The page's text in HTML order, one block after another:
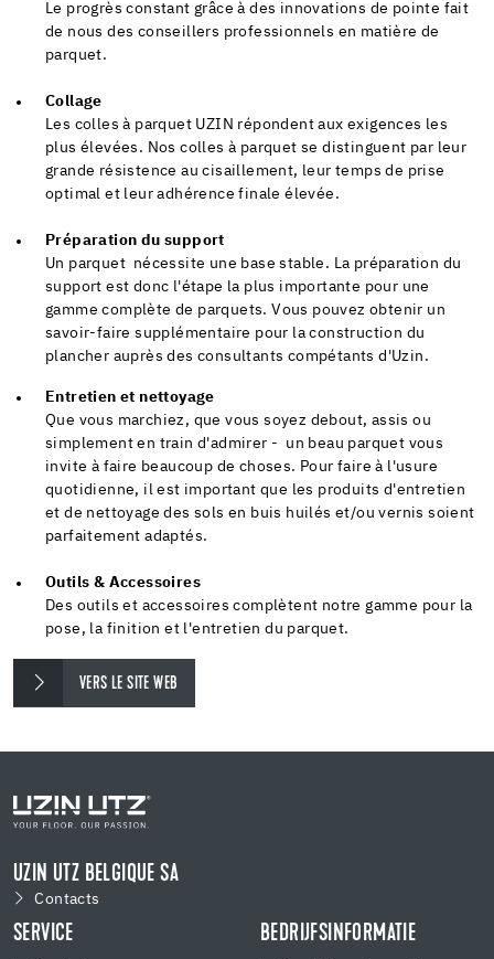
Le progrès constant grâce à des innovations de pointe fait
de nous des conseillers professionnels en matière de
parquet.
Collage
Les colles à parquet UZIN répondent aux exigences les
plus élevées. Nos colles à parquet se distinguent par leur
grande résistence au cisaillement, leur temps de prise
optimal et leur adhérence finale élevée.
Préparation du support
Un parquet nécessite une base stable. La préparation du
support est donc l'étape la plus importante pour une
gamme complète de parquets. Vous pouvez obtenir un
savoir-faire supplémentaire pour la construction du
plancher auprès des consultants compétants d'Uzin.
Entretien et nettoyage
Que vous marchiez, que vous soyez debout, assis ou
simplement en train d'admirer - un beau parquet vous
invite à faire beaucoup de choses. Pour faire à l'usure
quotidienne, il est important que les produits d'entretien
et de nettoyage des sols en buis huilés et/ou vernis soient
parfaitement adaptés.
Outils & Accessoires
Des outils et accessoires complètent notre gamme pour la
pose, la finition et l'entretien du parquet.
VERS LE SITE WEB
UZIN UTZ BELGIQUE SA
Contacts
SERVICE BEDRIJFSINFORMATIE